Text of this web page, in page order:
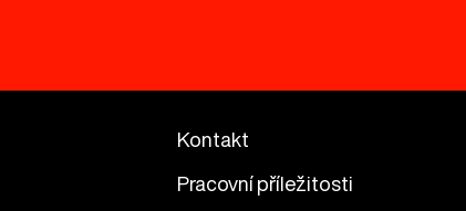
Kontakt
Pracovní příležitosti